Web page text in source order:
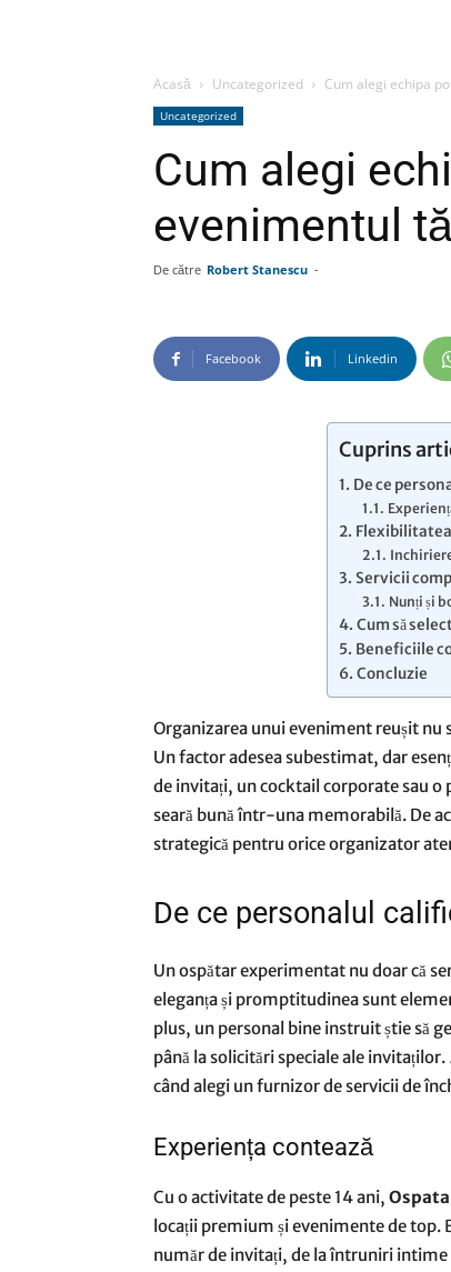
Acasă Uncategorized Cum alegi echipa
Uncategorized
Cum alegi
evenimentul
De către Robert Stanescu -
Facebook Linkedin
Cuprins
De ce
Servicii
Nunți și
Cum să
Beneficiile
Concluzie
Organizarea unui eveniment reușit nu
Un factor adesea subestimat, dar
de invitați, un cocktail corporate sau
seară bună într-una memorabilă. De
strategică pentru orice organizator
De ce personalul
Un ospătar experimentat nu doar că
eleganța și promptitudinea sunt
plus, un personal bine instruit știe să
până la solicitări speciale ale invitaților.
când alegi un furnizor de servicii de
Experiența contează
Cu o activitate de peste 14 ani,
locații premium și evenimente de top.
număr de invitați, de la întruniri intime